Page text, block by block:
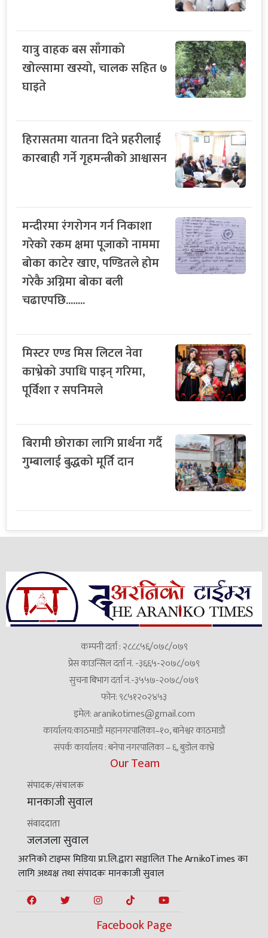
यात्रु वाहक बस साँगाको
खोल्सामा खस्यो, चालक सहित ७
घाइते
हिरासतमा यातना दिने प्रहरीलाई
कारबाही गर्ने गृहमन्त्रीको आश्वासन
मन्दीरमा रंगरोगन गर्न निकाशा
गरेको रकम क्षमा पूजाको नाममा
बोका काटेर खाए, पण्डितले होम
गरेकै अग्निमा बोका बली
चढाएपछि........
मिस्टर एण्ड मिस लिटल नेवा
काभ्रेको उपाधि पाइन् गरिमा,
पूर्विशा र सपनिमले
बिरामी छोराका लागि प्रार्थना गर्दै
गुम्बालाई बुद्धको मूर्ति दान
कम्पनी दर्ता : २८८८५६/०७८/०७९
प्रेस काउन्सिल दर्ता नं. -३६६५-२०७८/०७९
सुचना बिभाग दर्ता नं.-३५५७-२०७८/०७९
फोन: ९८५१२०२४५३
इमेल:aranikotimes@gmail.com
कार्यालय:काठमाडौं महानगरपालिका–१०, बानेश्वर काठमाडौं
संपर्क कार्यालय : बनेपा नगरपालिका – ६, बुडोल काभ्रे
Our Team
संपादक/संचालक
मानकाजी सुवाल
संवाददाता
जलजला सुवाल
अरनिको टाइम्स मिडिया प्रा.लि.द्वारा सञ्चालित The ArnikoTimes का
लागि अध्यक्ष तथा संपादकः मानकाजी सुवाल
Facebook Page